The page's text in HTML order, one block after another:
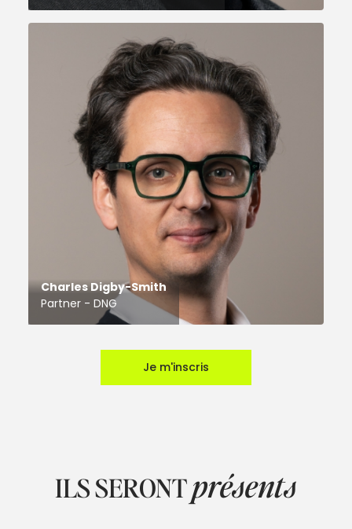
Charles Digby-Smith
Partner - DNG
Je m'inscris
ILS SERONTprésents